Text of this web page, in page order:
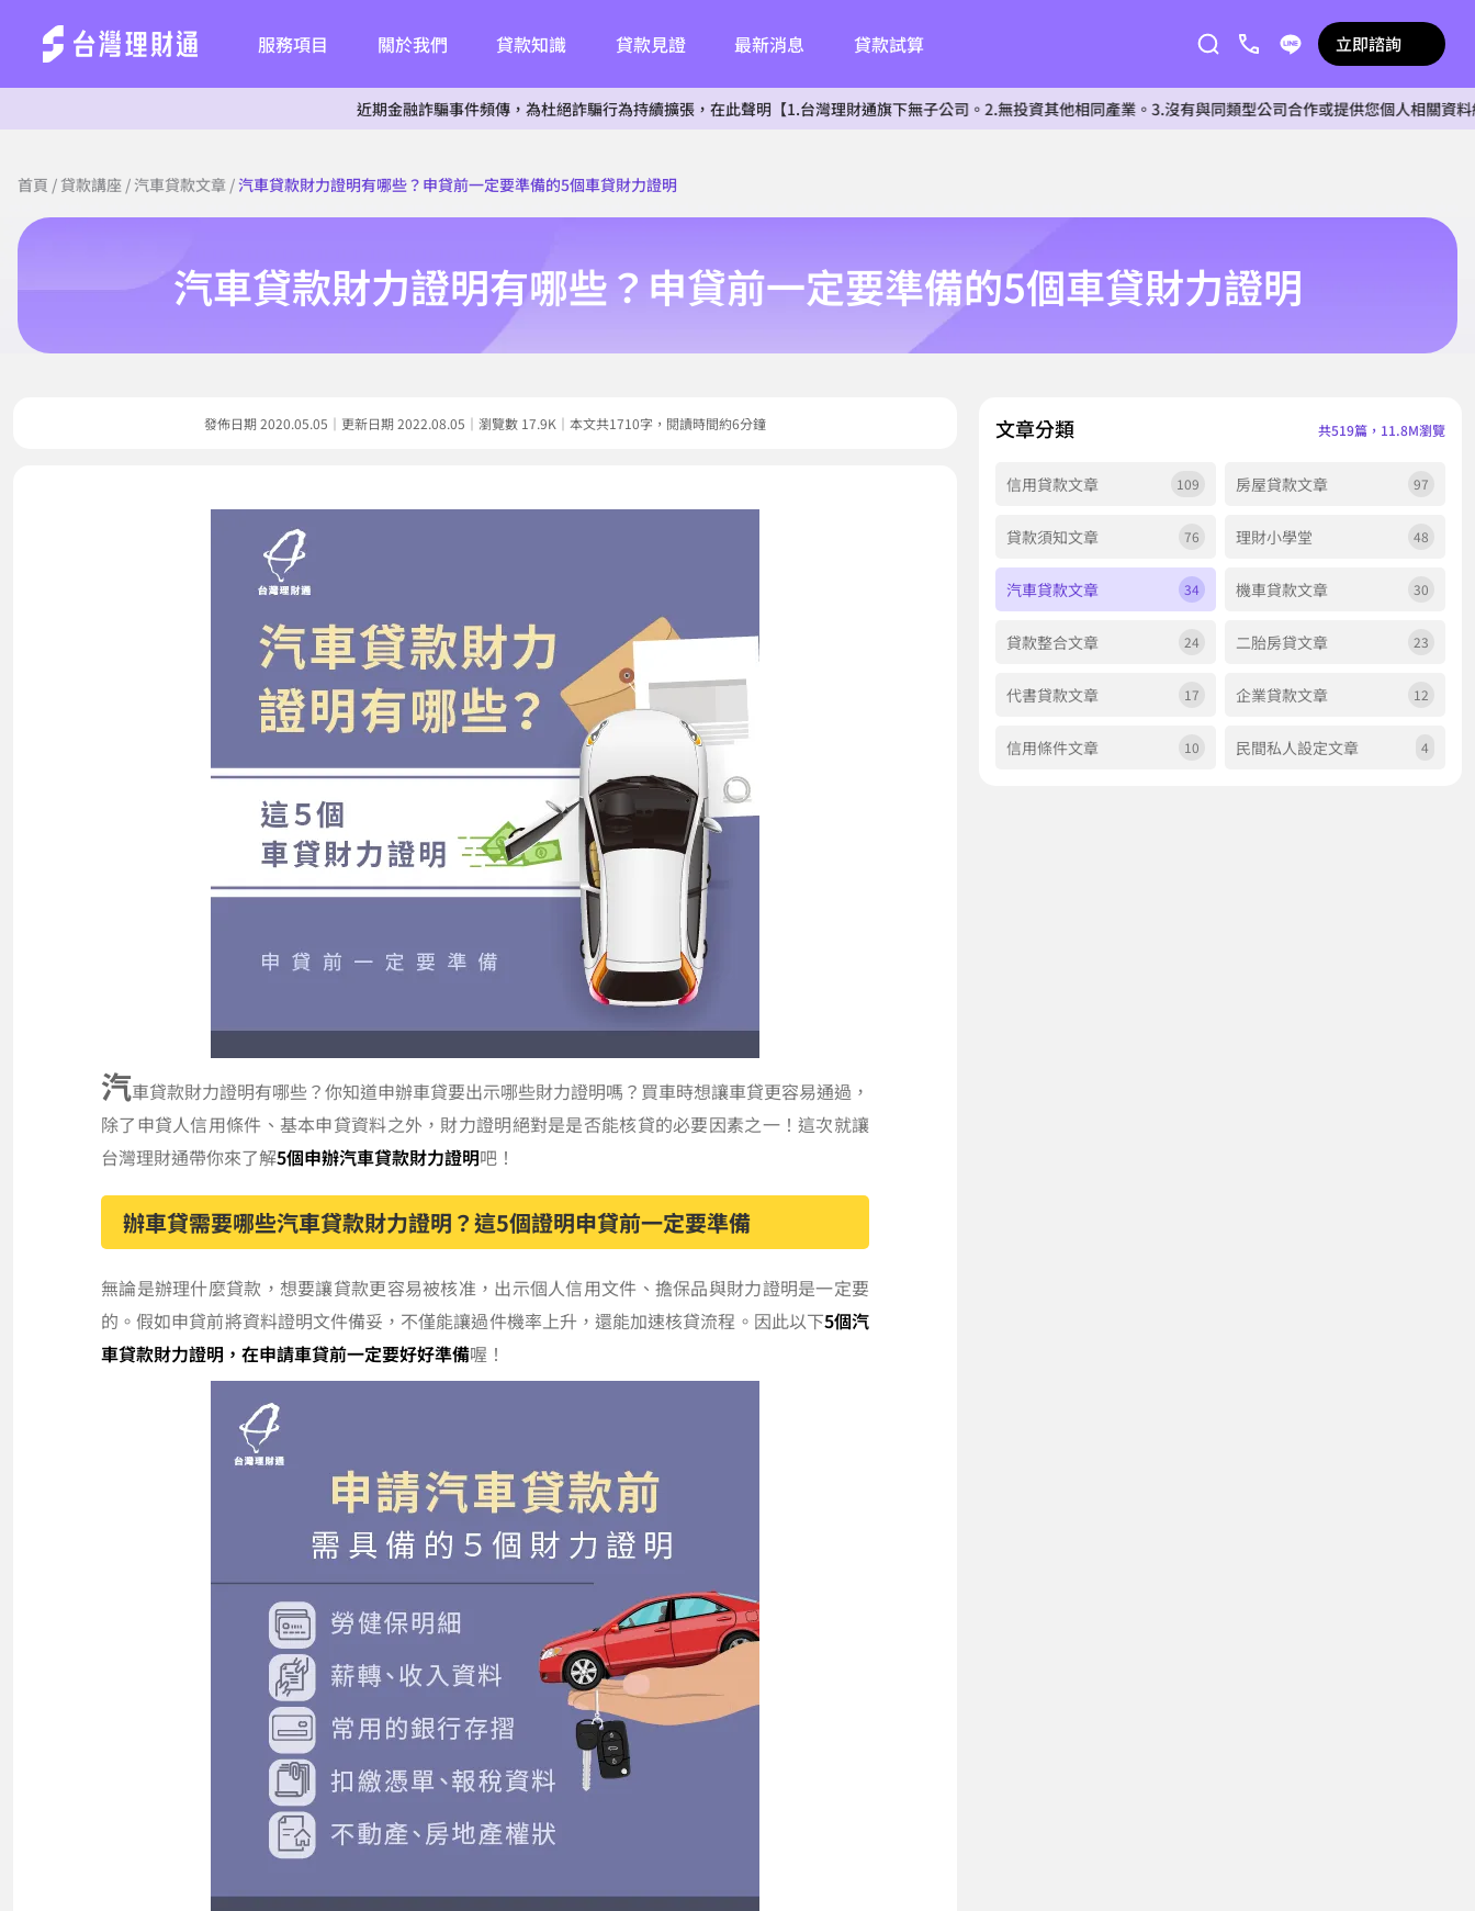
服務項目 關於我們 貸款知識 貸款見證 最新消息 貸款試算 立即諮詢
近期金融詐騙事件頻傳，為杜絕詐騙行為持續擴張，在此聲明【1.台灣理財通旗下無子公司。2.無投資其他相同產業。3.沒有與同類型公司合作或提供您個人相關資料給任何
首頁 / 貸款講座 / 汽車貸款文章 /汽車貸款財力證明有哪些？申貸前一定要準備的5個車貸財力證明
汽車貸款財力證明有哪些？申貸前一定要準備的5個車貸財力證明
發佈日期 2020.05.05｜更新日期 2022.08.05｜瀏覽數 17.9K｜本文共1710字，閱讀時間約6分鐘
汽車貸款財力證明有哪些？你知道申辦車貸要出示哪些財力證明嗎？買車時想讓車貸更容易通過，
除了申貸人信用條件、基本申貸資料之外，財力證明絕對是是否能核貸的必要因素之一！這次就讓
台灣理財通帶你來了解5個申辦汽車貸款財力證明吧！
辦車貸需要哪些汽車貸款財力證明？這5個證明申貸前一定要準備
無論是辦理什麼貸款，想要讓貸款更容易被核准，出示個人信用文件、擔保品與財力證明是一定要
的。假如申貸前將資料證明文件備妥，不僅能讓過件機率上升，還能加速核貸流程。因此以下5個汽
車貸款財力證明，在申請車貸前一定要好好準備喔！
文章分類 共519篇，11.8M瀏覽
信用貸款文章 109 房屋貸款文章 97
貸款須知文章 76 理財小學堂 48
汽車貸款文章 34 機車貸款文章 30
貸款整合文章 24 二胎房貸文章 23
代書貸款文章 17 企業貸款文章 12
信用條件文章 10 民間私人設定文章 4